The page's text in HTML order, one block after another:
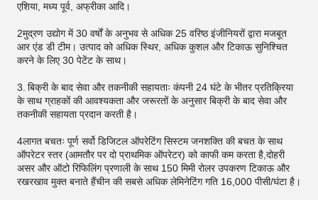
एशिया, मध्य पूर्व, अफ्रीका आदि।
2मुद्रण उद्योग में 30 वर्षों के अनुभव से अधिक 25 वरिष्ठ इंजीनियरों द्वारा मजबूत
आर एंड डी टीम। उत्पाद को अधिक स्थिर, अधिक कुशल और टिकाऊ सुनिश्चित
करने के लिए 30 पेटेंट के साथ।
3. बिक्री के बाद सेवा और तकनीकी सहायताः कंपनी 24 घंटे के भीतर प्रतिक्रिया
के साथ ग्राहकों की आवश्यकता और जरूरतों के अनुसार बिक्री के बाद सेवा और
तकनीकी सहायता प्रदान करती है।
4लागत बचतः पूर्ण सर्वो डिजिटल ऑपरेटिंग सिस्टम जनशक्ति की बचत के साथ
ऑपरेटर स्तर (आमतौर पर दो प्राथमिक ऑपरेटर) को काफी कम करता है,दोहरी
असर और ऑटो रिफिलिंग प्रणाली के साथ 150 मिमी रोलर उपकरण टिकाऊ और
रखरखाव मुक्त बनाते हैंचीन की सबसे अधिक लेमिनेटिंग गति 16,000 पीसी/घंटा है।